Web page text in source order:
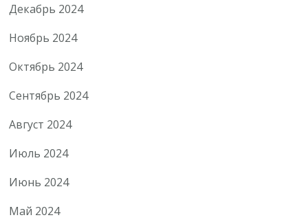
Декабрь 2024
Ноябрь 2024
Октябрь 2024
Сентябрь 2024
Август 2024
Июль 2024
Июнь 2024
Май 2024